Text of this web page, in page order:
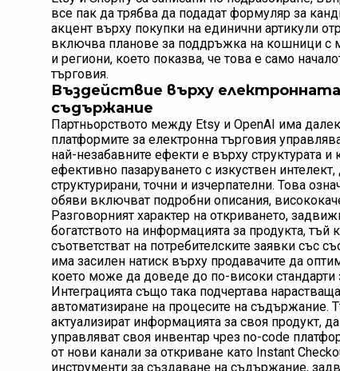
все пак да трябва да подадат формуляр за
акцент върху покупки на единични артикули
включва планове за поддръжка на кошници с
и региони, което показва, че това е само
търговия.
Въздействие върху
съдържание
Партньорството между Etsy и OpenAI има
платформите за електронна търговия
най-незабавните ефекти е върху структурата
ефективно пазаруването с изкуствен
структурирани, точни и изчерпателни. Това
обяви включват подробни описания,
Разговорният характер на откриването,
богатството на информацията за продукта, тъй
съответстват на потребителските заявки със
има засилен натиск върху продавачите да
което може да доведе до по-високи стандарти
Интеграцията също така подчертава
автоматизиране на процесите на съдържание.
актуализират информацията за своя продукт,
управляват своя инвентар чрез no-code
от нови канали за откриване като Instant
инструменти за създаване на съдържание,